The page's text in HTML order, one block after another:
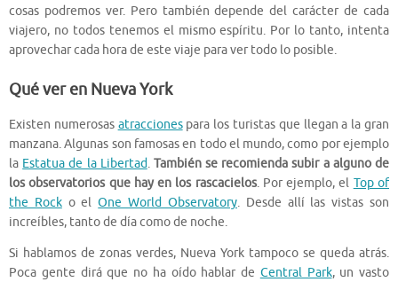
cosas podremos ver. Pero también depende del carácter de cada
viajero, no todos tenemos el mismo espíritu. Por lo tanto, intenta
aprovechar cada hora de este viaje para ver todo lo posible.
Qué ver en Nueva York
Existen numerosas atraccionespara los turistas que llegan a la gran
manzana. Algunas son famosas en todo el mundo, como por ejemplo
la Estatua de la Libertad. También se recomienda subir a alguno de
los observatorios que hay en los rascacielos. Por ejemplo, el Top of
the Rocko elOne World Observatory. Desde allí las vistas son
increíbles, tanto de día como de noche.
Si hablamos de zonas verdes, Nueva York tampoco se queda atrás.
Poca gente dirá que no ha oído hablar de Central Park, un vasto